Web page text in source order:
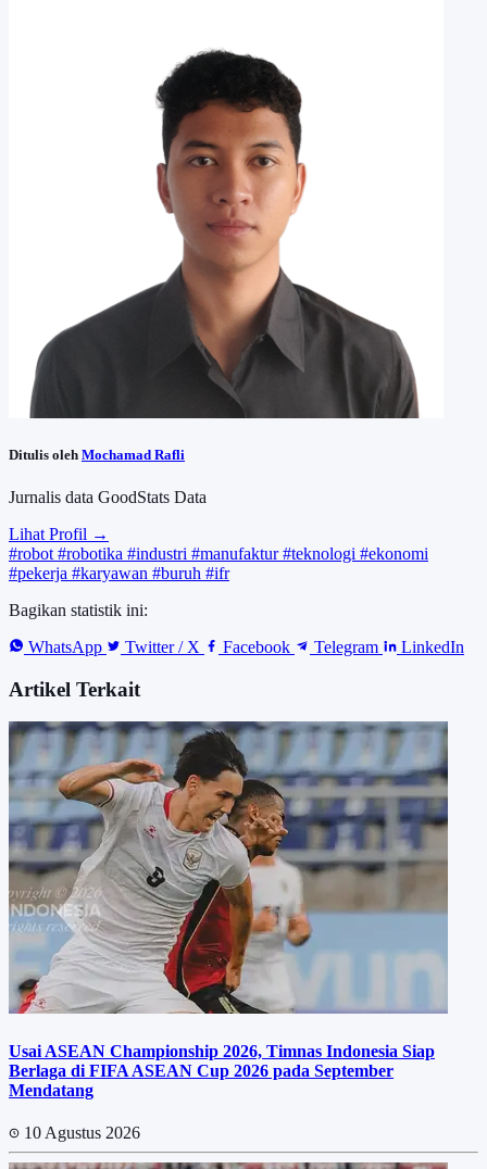
Ditulis oleh Mochamad Rafli
Jurnalis data GoodStats Data
Lihat Profil →
#robot #robotika #industri #manufaktur#teknologi #ekonomi
#pekerja #karyawan #buruh #ifr
Bagikan statistik ini:
WhatsApp
Twitter / X Facebook Telegram LinkedIn
Artikel Terkait
Usai ASEAN Championship 2026, Timnas Indonesia Siap
Berlaga di FIFA ASEAN Cup 2026 pada September
Mendatang
10 Agustus 2026